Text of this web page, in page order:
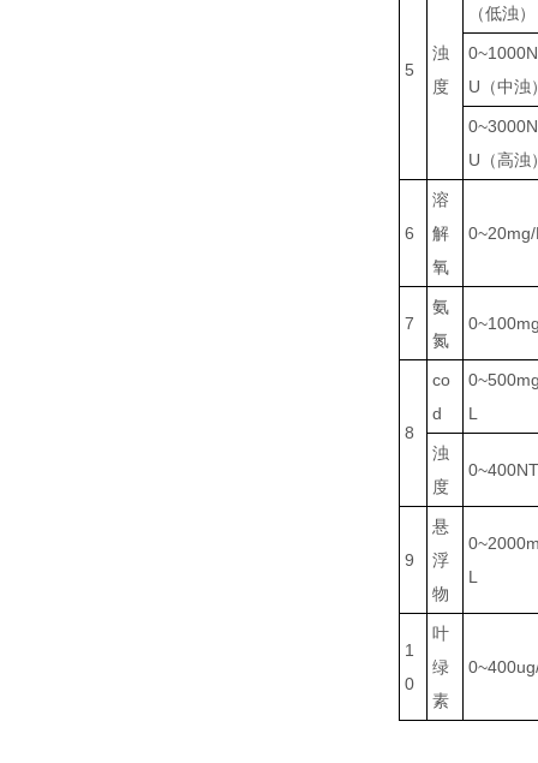
5
浊
度
（低浊）
U（中浊
U（高浊
6
溶
解
氧
7
氨
氮
8
co
d
L
浊
度
9
悬
浮
物
L
1
0
叶
绿
素